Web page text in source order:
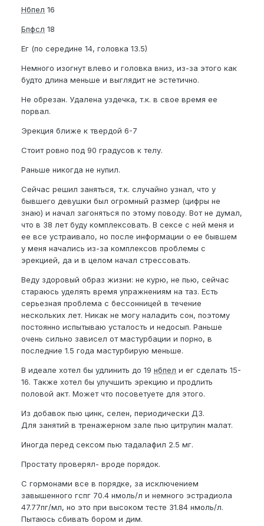
Нбпел 16
Бпфсл 18
Ег (по середине 14, головка 13.5)
Немного изогнут влево и головка вниз, из-за этого как
будто длина меньше и выглядит не эстетично.
Не обрезан. Удалена уздечка, т.к. в свое время ее
порвал.
Эрекция ближе к твердой 6-7
Стоит ровно под 90 градусов к телу.
Раньше никогда не нупил.
Сейчас решил заняться, т.к. случайно узнал, что у
бывшего девушки был огромный размер (цифры не
знаю) и начал загоняться по этому поводу. Вот не думал,
что в 38 лет буду комплексовать. В сексе с ней меня и
ее все устраивало, но после информации о ее бывшем
у меня начались из-за комплексов проблемы с
эрекцией, да и в целом начал стрессовать.
Веду здоровый образ жизни: не курю, не пью, сейчас
стараюсь уделять время упражнениям на таз. Есть
серьезная проблема с бессонницей в течение
нескольких лет. Никак не могу наладить сон, поэтому
постоянно испытываю усталость и недосып. Раньше
очень сильно зависел от мастурбации и порно, в
последние 1.5 года мастурбирую меньше.
В идеале хотел бы удлинить до 19 нбпел и ег сделать 15-
16. Также хотел бы улучшить эрекцию и продлить
половой акт. Может что посоветуете для этого.
Из добавок пью цинк, селен, периодически Д3.
Для занятий в тренажерном зале пью цитрулин малат.
Иногда перед сексом пью тадалафил 2.5 мг.
Простату проверял- вроде порядок.
С гормонами все в порядке, за исключением
завышенного гспг 70.4 нмоль/л и немного эстрадиола
47.77пг/мл, но это при высоком тесте 31.84 нмоль/л.
Пытаюсь сбивать бором и дим.